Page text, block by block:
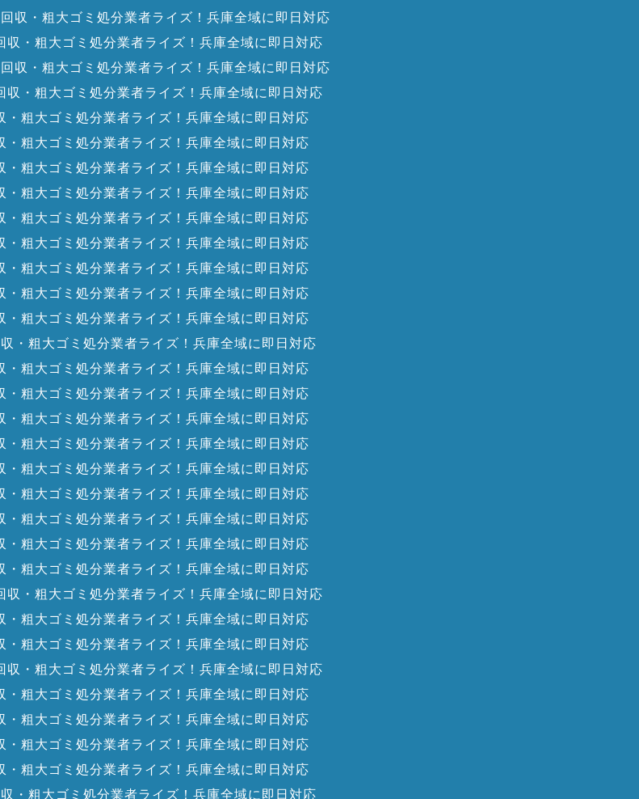
収・粗大ゴミ処分業者ライズ！兵庫全域に即日対応
収・粗大ゴミ処分業者ライズ！兵庫全域に即日対応
収・粗大ゴミ処分業者ライズ！兵庫全域に即日対応
収・粗大ゴミ処分業者ライズ！兵庫全域に即日対応
・粗大ゴミ処分業者ライズ！兵庫全域に即日対応
・粗大ゴミ処分業者ライズ！兵庫全域に即日対応
・粗大ゴミ処分業者ライズ！兵庫全域に即日対応
・粗大ゴミ処分業者ライズ！兵庫全域に即日対応
・粗大ゴミ処分業者ライズ！兵庫全域に即日対応
・粗大ゴミ処分業者ライズ！兵庫全域に即日対応
・粗大ゴミ処分業者ライズ！兵庫全域に即日対応
・粗大ゴミ処分業者ライズ！兵庫全域に即日対応
・粗大ゴミ処分業者ライズ！兵庫全域に即日対応
・粗大ゴミ処分業者ライズ！兵庫全域に即日対応
・粗大ゴミ処分業者ライズ！兵庫全域に即日対応
・粗大ゴミ処分業者ライズ！兵庫全域に即日対応
・粗大ゴミ処分業者ライズ！兵庫全域に即日対応
・粗大ゴミ処分業者ライズ！兵庫全域に即日対応
・粗大ゴミ処分業者ライズ！兵庫全域に即日対応
・粗大ゴミ処分業者ライズ！兵庫全域に即日対応
・粗大ゴミ処分業者ライズ！兵庫全域に即日対応
・粗大ゴミ処分業者ライズ！兵庫全域に即日対応
・粗大ゴミ処分業者ライズ！兵庫全域に即日対応
収・粗大ゴミ処分業者ライズ！兵庫全域に即日対応
・粗大ゴミ処分業者ライズ！兵庫全域に即日対応
・粗大ゴミ処分業者ライズ！兵庫全域に即日対応
収・粗大ゴミ処分業者ライズ！兵庫全域に即日対応
・粗大ゴミ処分業者ライズ！兵庫全域に即日対応
・粗大ゴミ処分業者ライズ！兵庫全域に即日対応
・粗大ゴミ処分業者ライズ！兵庫全域に即日対応
・粗大ゴミ処分業者ライズ！兵庫全域に即日対応
・粗大ゴミ処分業者ライズ！兵庫全域に即日対応